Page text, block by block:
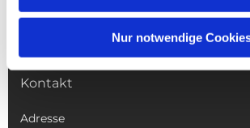
Nur notwendige
Veranstaltungen & Angebote
Kindertagesstätte St. Andreas
Kontakt
Adresse